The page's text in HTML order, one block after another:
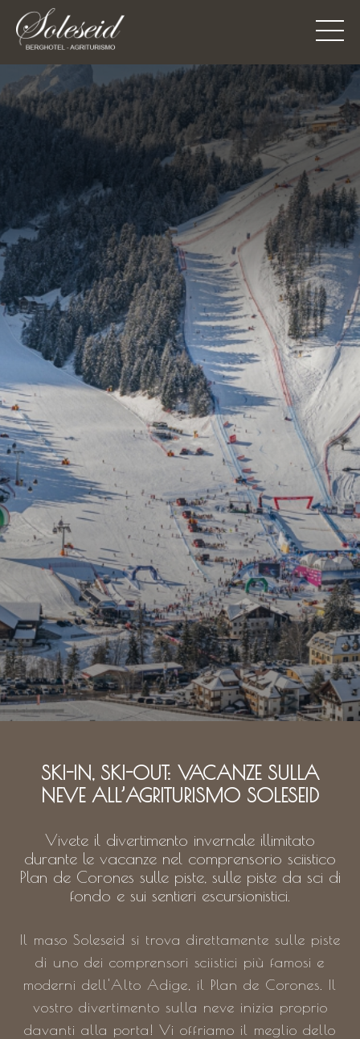
SKI-IN, SKI-OUT: VACANZE SULLA
NEVE ALL’AGRITURISMO SOLESEID
Vivete il divertimento invernale illimitato
durante le vacanze nel comprensorio sciistico
Plan de Corones sulle piste, sulle piste da sci di
fondo e sui sentieri escursionistici.
Il maso Soleseid si trova direttamente sulle piste
di uno dei comprensori sciistici più famosi e
moderni dell'Alto Adige, il Plan de Corones. Il
vostro divertimento sulla neve inizia proprio
davanti alla porta! Vi offriamo il meglio dello